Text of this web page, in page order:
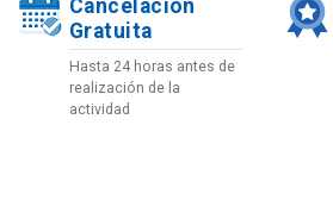
Cancelación
Gratuita
Hasta 24 horas antes de
realización de la
actividad